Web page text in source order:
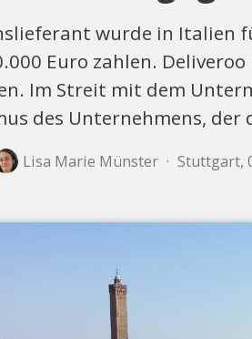
wurde in Italien
Euro zahlen.
Im Streit mit dem
des Unternehmens,
Lisa Marie Münster · Stuttgart,